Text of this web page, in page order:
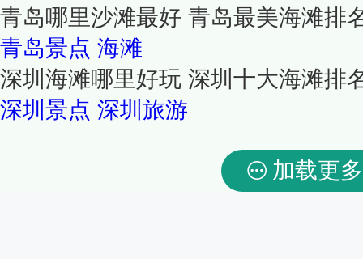
青岛哪里沙滩最好 青岛最美海滩排
青岛景点 海滩
深圳海滩哪里好玩 深圳十大海滩排
深圳景点 深圳旅游
加载更多